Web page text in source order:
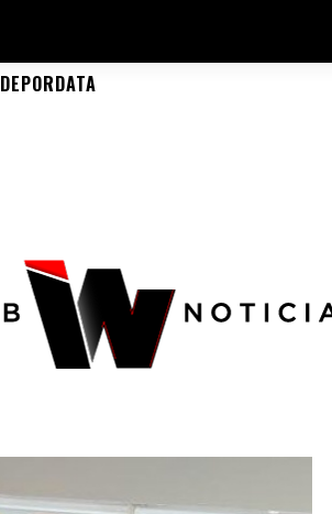
DEPORDATA